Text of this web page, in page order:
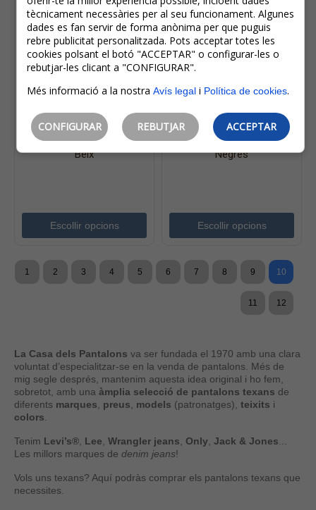
39,99€
19,99€
Only Pantalons Texans
De Dona Blush Mid
Waist Flared 15230778
Beix
Escollir opcions
39,99€
Only Pantalons Texans
De Dona Blush Mid
Waist Skinny 15167313
Negres
Escollir opcions
1 2 3 4 5 6 7 8 9 10
11 12
La Casa dels Pantalons va ser fundada el 1970 amb una clara
voluntat d’especialitzar-se en la venda de pantalons. Més de
mig segle després, mantenim aquesta idea original i ho fem,
sobretot, amb una àmplia selecció de pantalons texans de
diferents marques preus models (patronatges), teixits i
colors
Tenim Levi’s® Lee Wrangler jeans Only Jack & Jones
Les millors marques de denim jeans!
Vols uns texans? Aquí podràs comprar els pantalons texans que
necessites.
tècnicament necessàries per al seu funcionament. Algunes
dades es fan servir de forma anònima per que puguis
rebre publicitat personalitzada. Pots acceptar totes les
cookies polsant el botó "ACCEPTAR" o configurar-les o
rebutjar-les clicant a "CONFIGURAR".
Més informació a la nostra Avís legali Política de cookies.
CONFIGURAR REBUTJAR ACCEPTAR